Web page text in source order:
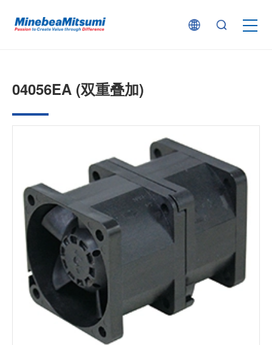
按行业用途查找
技术支持
新闻
企业信息
加入我们
04056EA (双重叠加)